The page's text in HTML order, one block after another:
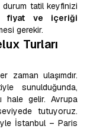
tatil keyfinizi
fiyat ve içeriği
gerekir.
Turları
zaman ulaşımdır.
sunulduğunda,
hale gelir. Avrupa
tutuyoruz.
İstanbul – Paris